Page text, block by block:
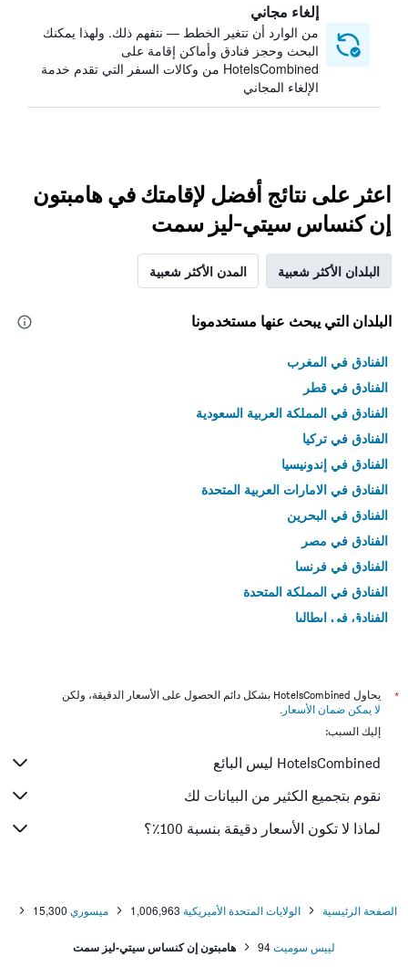
إلغاء مجاني
من الوارد أن تتغير الخطط — نتفهم ذلك. ولهذا يمكنك
البحث وحجز فنادق وأماكن إقامة على
HotelsCombined من وكالات السفر التي تقدم خدمة
الإلغاء المجاني
اعثر على نتائج أفضل لإقامتك في هامبتون
إن كنساس سيتي-ليز سمت
البلدان الأكثر شعبية المدن الأكثر شعبية
البلدان التي يبحث عنها مستخدمونا
الفنادق في المغرب
الفنادق في قطر
الفنادق في المملكة العربية السعودية
الفنادق في تركيا
الفنادق في إندونيسيا
الفنادق في الامارات العربية المتحدة
الفنادق في البحرين
الفنادق في مصر
الفنادق في فرنسا
الفنادق في المملكة المتحدة
الفنادق في إيطاليا
*
يحاول HotelsCombined بشكل دائم الحصول على الأسعار الدقيقة، ولكن
لا يمكن ضمان الأسعار .
إليك السبب:
HotelsCombined ليس البائع
نقوم بتجميع الكثير من البيانات لك
لماذا لا تكون الأسعار دقيقة بنسبة 100٪؟
الصفحة الرئيسية الولايات المتحدة الأميريكية 1,006,963 ميسوري 15,300
لييس سوميت94 هامبتون إن كنساس سيتي-ليز سمت